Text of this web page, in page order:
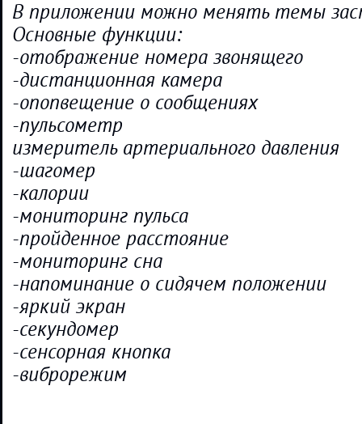
В приложении можно менять темы
Основные функции:
-отображение номера звонящего
-дистанционная камера
-опопвещение о сообщениях
-пульсометр
измеритель артериального давления
-шагомер
-калории
-мониторинг пульса
-пройденное расстояние
-мониторинг сна
-напоминание о сидячем положении
-яркий экран
-секундомер
-сенсорная кнопка
-виброрежим